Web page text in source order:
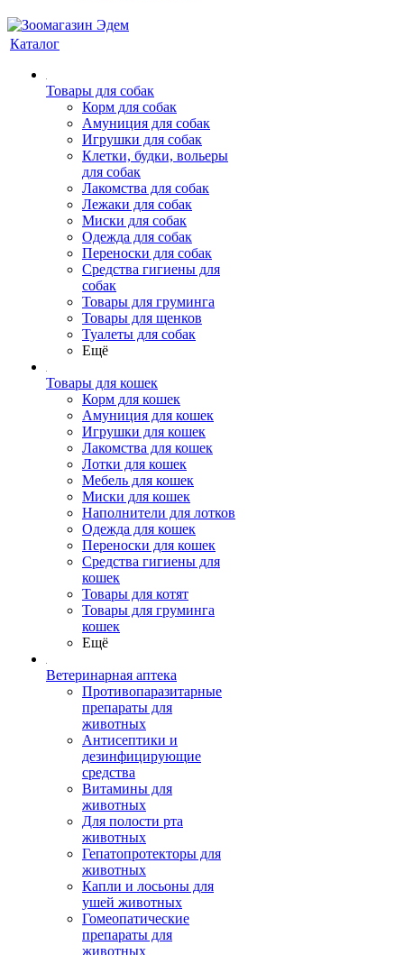
Каталог
Товары для собак
Корм для собак
Амуниция для собак
Игрушки для собак
Клетки, будки, вольеры
для собак
Лакомства для собак
Лежаки для собак
Миски для собак
Одежда для собак
Переноски для собак
Средства гигиены для
собак
Товары для груминга
Товары для щенков
Туалеты для собак
Ещё
Товары для кошек
Корм для кошек
Амуниция для кошек
Игрушки для кошек
Лакомства для кошек
Лотки для кошек
Мебель для кошек
Миски для кошек
Наполнители для лотков
Одежда для кошек
Переноски для кошек
Средства гигиены для
кошек
Товары для котят
Товары для груминга
кошек
Ещё
Ветеринарная аптека
Противопаразитарные
препараты для
животных
Антисептики и
дезинфицирующие
средства
Витамины для
животных
Для полости рта
животных
Гепатопротекторы для
животных
Капли и лосьоны для
ушей животных
Гомеопатические
препараты для
животных